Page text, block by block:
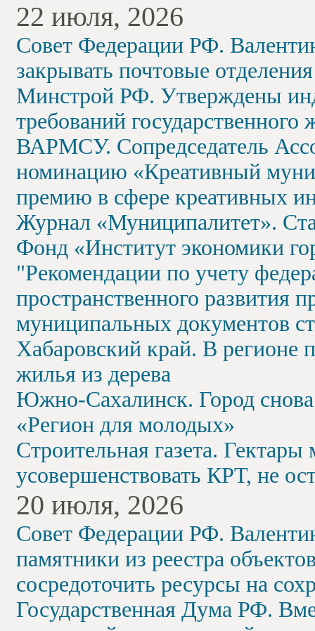
22 июля, 2026
Совет Федерации РФ.
закрывать почтовые
Минстрой РФ. Утверждены
требований
ВАРМСУ. Сопредседатель
номинацию «Креативный
премию в сфере креативных
Журнал «Муниципалитет».
Фонд «Институт экономики
"Рекомендации по учету
пространственного развития
муниципальных документов
Хабаровский край. В регионе
жилья из дерева
Южно-Сахалинск. Город снова
«Регион для молодых»
Строительная газета.
усовершенствовать КРТ, не
20 июля, 2026
Совет Федерации РФ.
памятники из реестра
сосредоточить ресурсы на
Государственная Дума РФ.